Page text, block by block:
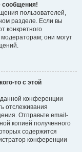
пользователей,
разделе. Если вы
конкретного
они могут
то с этой
конференции
отслеживания
Отправьте email-
копией полученного
содержится
конференции